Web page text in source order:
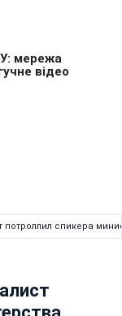
потроллил спикера